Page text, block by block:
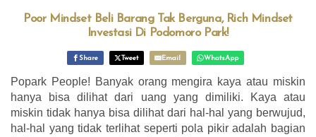
Poor Mindset Beli Barang Tak Berguna, Rich Mindset
Investasi Di Podomoro Park!
Share Tweet Email WhatsApp
Popark People! Banyak orang mengira kaya atau miskin
hanya bisa dilihat dari uang yang dimiliki. Kaya atau
miskin tidak hanya bisa dilihat dari hal-hal yang berwujud,
hal-hal yang tidak terlihat seperti pola pikir adalah bagian